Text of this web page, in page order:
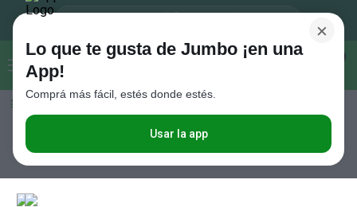
Buscar...
Seleccioná el método de entrega
×
Lo que te gusta de Jumbo ¡en una
App!
Comprá más fácil, estés donde estés.
Usar la app
Cerveza Rubia 473 Cc x 6 Un Andes
Términos más buscados